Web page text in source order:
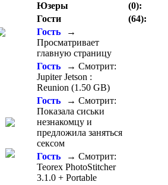
Юзеры
(0):
Гости
(64):
Гость
→
Просматривает
главную страницу
Гость
→ Смотрит:
Jupiter Jetson :
Reunion (1.50 GB)
Гость
→ Смотрит:
Показала сиськи
незнакомцу и
предложила заняться
сексом
Гость
→ Смотрит:
Teorex PhotoStitcher
3.1.0 + Portable